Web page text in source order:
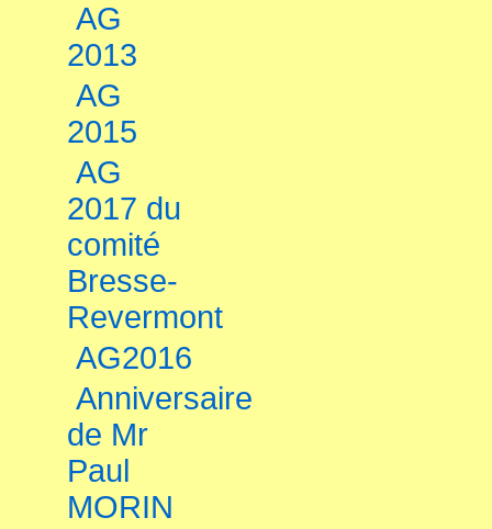
AG
2013
AG
2015
AG
2017 du
comité
Bresse-
Revermont
AG2016
Anniversaire
de Mr
Paul
MORIN